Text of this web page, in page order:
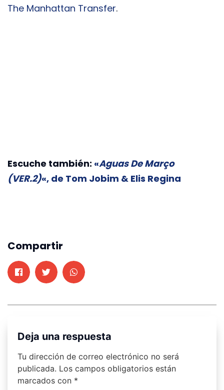
The Manhattan Transfer.
Escuche también: «Aguas De Março
(VER.2)«, de Tom Jobim & Elis Regina
Compartir
Deja una respuesta
Tu dirección de correo electrónico no será
publicada. Los campos obligatorios están
marcados con *